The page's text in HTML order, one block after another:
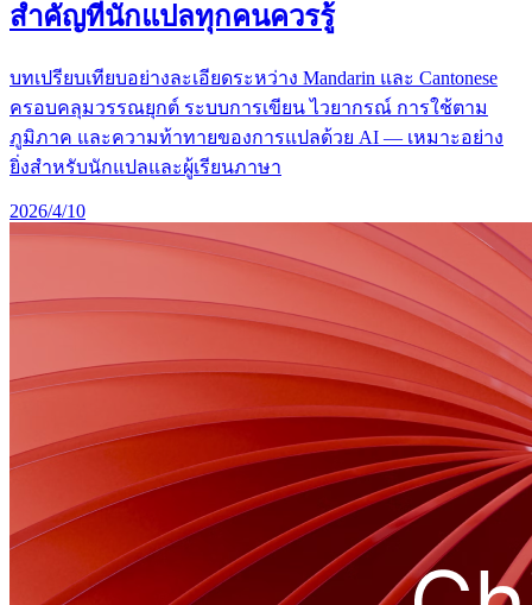
สำคัญที่นักแปลทุกคนควรรู้
บทเปรียบเทียบอย่างละเอียดระหว่าง Mandarin และ Cantonese
ครอบคลุมวรรณยุกต์ ระบบการเขียน ไวยากรณ์ การใช้ตาม
ภูมิภาค และความท้าทายของการแปลด้วย AI — เหมาะอย่าง
ยิ่งสำหรับนักแปลและผู้เรียนภาษา
2026/4/10